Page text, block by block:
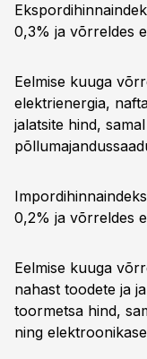
0,3% ja võrreldes
Eelmise kuuga
elektrienergia,
jalatsite hind,
0,2% ja võrreldes
Eelmise kuuga
nahast toodete ja
toormetsa hind,
ning